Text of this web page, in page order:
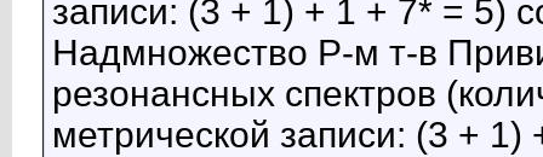
записи: (3 + 1) + 1 + 7* = 5)
Надмножество Р-м т-в
резонансных спектров
метрической записи: (3 + 1)